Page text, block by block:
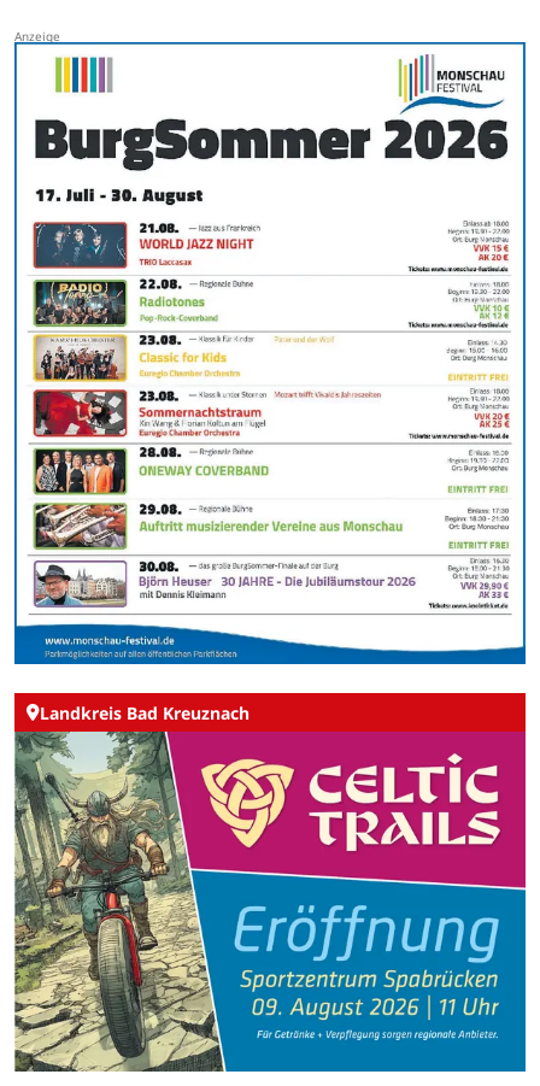
Landkreis Bad Kreuznach